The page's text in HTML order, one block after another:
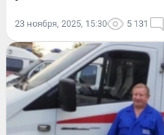
23 ноября, 2025, 15:30 5 131